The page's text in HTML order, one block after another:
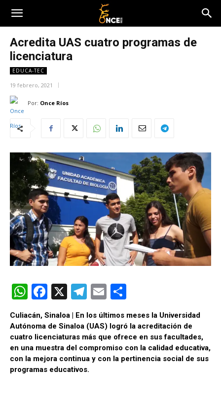
Acredita UAS cuatro programas de
licenciatura
EDUCA-TEC
19 febrero, 2021
Por: Once Ríos
W
h
at
s
A
p
F
a
ce
b
o
o
X
T
el
e
gr
a
m
E
m
ail m
p
ar
Culiacán, Sinaloa | En los últimos meses la Universidad
Autónoma de Sinaloa (UAS) logró la acreditación de
cuatro licenciaturas más que ofrece en sus facultades,
en una muestra del compromiso con la calidad educativa,
con la mejora continua y con la pertinencia social de sus
programas educativos.